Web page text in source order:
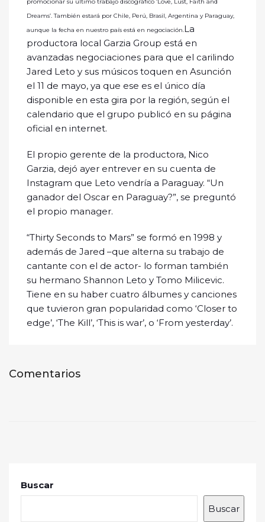
promocionar su último trabajo discográfico ‘Love, Lust, Faith and
Dreams’. También estará por Chile, Perú, Brasil, Argentina y Paraguay,
aunque la fecha en nuestro país está en negociación.La
productora local Garzia Group está en
avanzadas negociaciones para que el carilindo
Jared Leto y sus músicos toquen en Asunción
el 11 de mayo, ya que ese es el único día
disponible en esta gira por la región, según el
calendario que el grupo publicó en su página
oficial en internet.
El propio gerente de la productora, Nico
Garzia, dejó ayer entrever en su cuenta de
Instagram que Leto vendría a Paraguay. “Un
ganador del Oscar en Paraguay?”, se preguntó
el propio manager.
“Thirty Seconds to Mars” se formó en 1998 y
además de Jared –que alterna su trabajo de
cantante con el de actor- lo forman también
su hermano Shannon Leto y Tomo Milicevic.
Tiene en su haber cuatro álbumes y canciones
que tuvieron gran popularidad como ‘Closer to
edge’, ‘The Kill’, ‘This is war’, o ‘From yesterday’.
Comentarios
Buscar
Buscar